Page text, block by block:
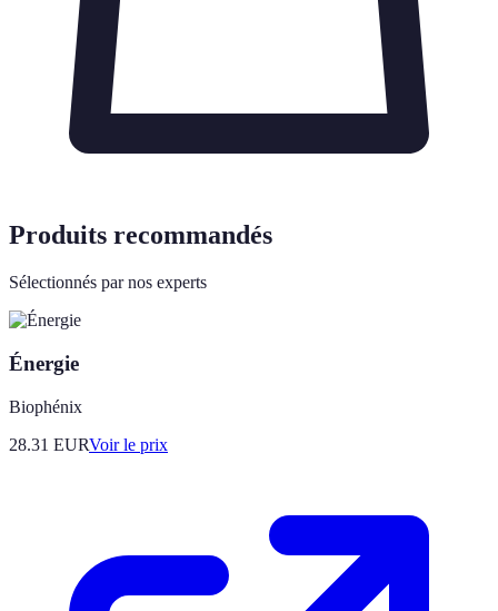
Produits recommandés
Sélectionnés par nos experts
Énergie
Biophénix
28.31 EURVoir le prix